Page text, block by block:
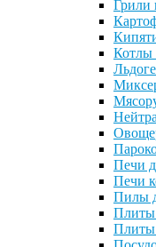
Грили
Котлы
Печи
Печи
Пилы
Плиты
Плиты